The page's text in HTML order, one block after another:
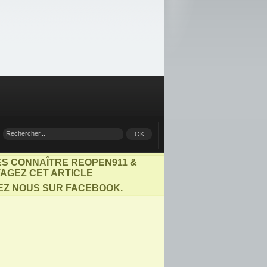
CONNAÎTRE REOPEN911 &
CET ARTICLE
NOUS SUR FACEBOOK.